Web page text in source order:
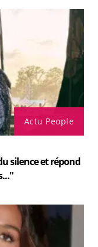
Actu People
silence et répond